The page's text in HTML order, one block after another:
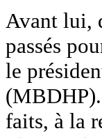
Avant lui,
passés
le
(MBDHP).
faits, à la